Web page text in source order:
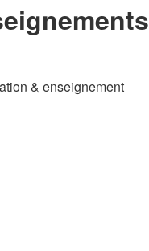
& enseignement